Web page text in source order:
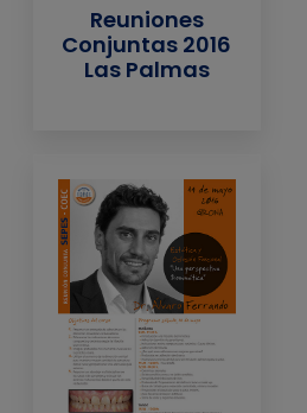
Reuniones
Conjuntas 2016
Las Palmas